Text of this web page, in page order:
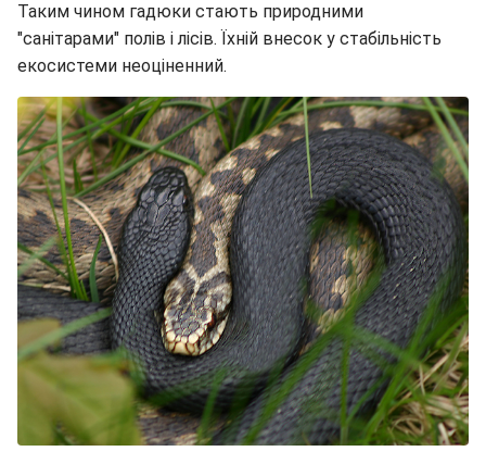
Таким чином гадюки стають природними
"санітарами" полів і лісів. Їхній внесок у стабільність
екосистеми неоціненний.